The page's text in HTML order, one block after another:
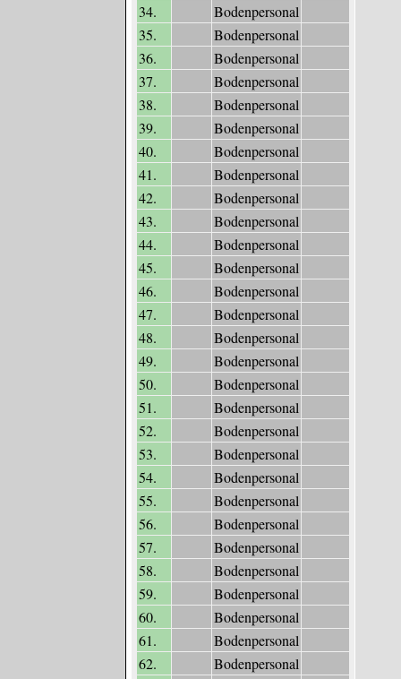
34.
Bodenpersonal
35.
Bodenpersonal
36.
Bodenpersonal
37.
Bodenpersonal
38.
Bodenpersonal
39.
Bodenpersonal
40.
Bodenpersonal
41.
Bodenpersonal
42.
Bodenpersonal
43.
Bodenpersonal
44.
Bodenpersonal
45.
Bodenpersonal
46.
Bodenpersonal
47.
Bodenpersonal
48.
Bodenpersonal
49.
Bodenpersonal
50.
Bodenpersonal
51.
Bodenpersonal
52.
Bodenpersonal
53.
Bodenpersonal
54.
Bodenpersonal
55.
Bodenpersonal
56.
Bodenpersonal
57.
Bodenpersonal
58.
Bodenpersonal
59.
Bodenpersonal
60.
Bodenpersonal
61.
Bodenpersonal
62.
Bodenpersonal